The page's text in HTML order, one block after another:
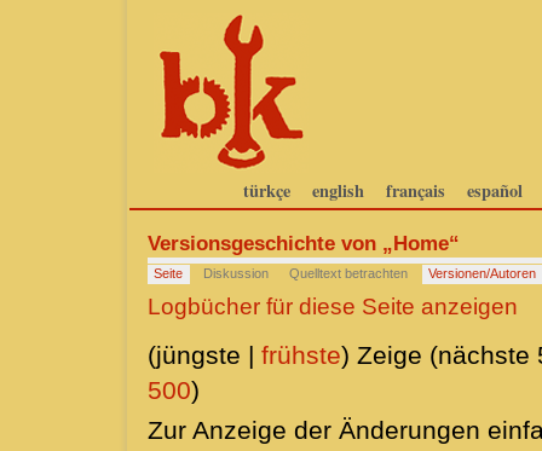
türkçe english français español
Versionsgeschichte von „Home“
Seite Diskussion Quelltext betrachten Versionen/Autoren
Logbücher für diese Seite anzeigen
(jüngste | frühste) Zeige (nächste
500)
Zur Anzeige der Änderungen